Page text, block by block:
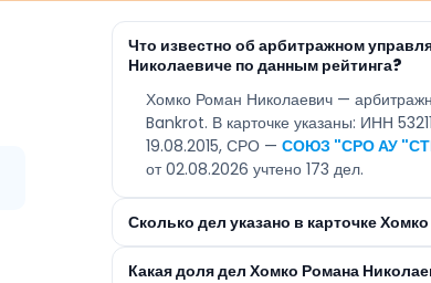
Что известно об арбитражном
Николаевиче по данным рейтинга?
Хомко Роман Николаевич —
Bankrot. В карточке указаны: ИНН
19.08.2015, СРО — СОЮЗ "СРО АУ
от 02.08.2026 учтено 173 дел.
Сколько дел указано в карточке
Какая доля дел Хомко Романа